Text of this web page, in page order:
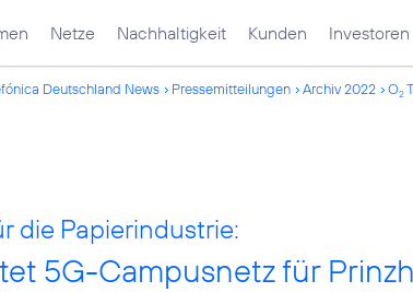
Netze Nachhaltigkeit Kunden Investoren
Deutschland News Pressemitteilungen Archiv 2022 O2
die Papierindustrie:
5G-Campusnetz für